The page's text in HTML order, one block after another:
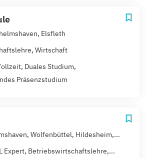
Elsfleth
Wirtschaft
Duales Studium,
Präsenzstudium
Wolfenbüttel, Hildesheim,...
Expert, Betriebswirtschaftslehre,...